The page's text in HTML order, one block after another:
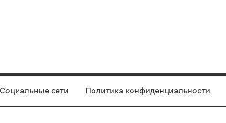
Социальные сети Политика конфиденциальности